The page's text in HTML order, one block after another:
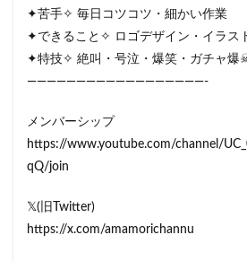
✦苦手✧ 毎日コツコツ・細かい作業
✦できること✧ ロゴデザイン・イラス
✦特技✧ 絶叫・号泣・爆笑・ガチャ爆
——————————————————-
メンバーシップ
https://www.youtube.com/channel/
qQ/join
𝕏(旧Twitter)
https://x.com/amamorichannu